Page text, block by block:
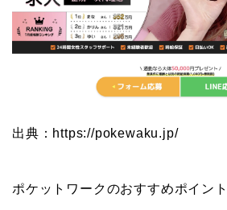
出典：https://pokewaku.jp/
ポケットワークのおすすめポイン